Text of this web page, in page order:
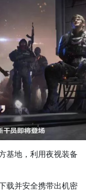
地，利用夜视装备
并安全携带出机密